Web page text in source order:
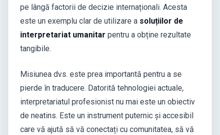
pe lângă factorii de decizie internaționali. Acesta
este un exemplu clar de utilizare a soluțiilor de
interpretariat umanitar pentru a obține rezultate
tangibile.
Misiunea dvs. este prea importantă pentru a se
pierde în traducere. Datorită tehnologiei actuale,
interpretariatul profesionist nu mai este un obiectiv
de neatins. Este un instrument puternic și accesibil
care vă ajută să vă conectați cu comunitatea, să vă